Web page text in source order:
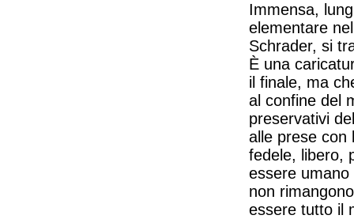
Immensa,
elementare
Schrader, si
È una
il finale, ma
al confine del
preservativi
alle prese con
fedele, libero,
essere
non
essere tutto il